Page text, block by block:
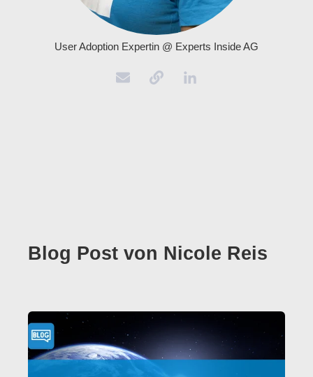
User Adoption Expertin @ Experts Inside AG
Blog Post von Nicole Reis